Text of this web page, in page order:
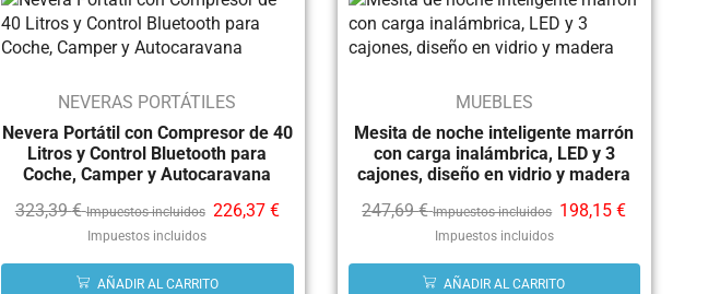
NEVERAS PORTÁTILES
Nevera Portátil con Compresor de 40
Litros y Control Bluetooth para
Coche, Camper y Autocaravana
323,39€ Impuestos incluidos 226,37 €
Impuestos incluidos
AÑADIR AL CARRITO
MUEBLES
Mesita de noche inteligente marrón
con carga inalámbrica, LED y 3
cajones, diseño en vidrio y madera
247,69€ Impuestos incluidos 198,15€
Impuestos incluidos
AÑADIR AL CARRITO